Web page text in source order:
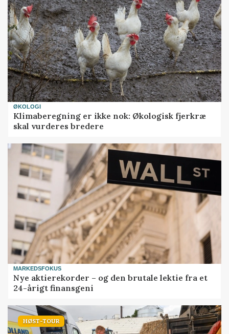
ØKOLOGI
Klimaberegning er ikke nok: Økologisk fjerkræ
skal vurderes bredere
MARKEDSFOKUS
Nye aktierekorder – og den brutale lektie fra et
24-årigt finansgeni
HØST-TOUR